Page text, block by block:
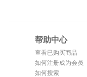
帮助中心
查看已购买商品
如何注册成为会员
如何搜索